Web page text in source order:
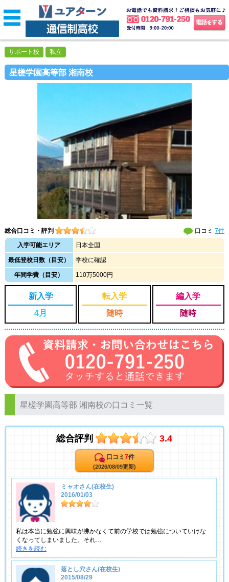
星槎学園高等部 湘南校
サポート校 私立
総合口コミ・評判 口コミ7件
入学可能エリア
日本全国
最低登校日数（目安） 学校に確認
年間学費（目安） 110万5000円
新入学
4月
転入学
随時
編入学
随時
星槎学園高等部 湘南校の口コミ一覧
総合評判 3.4
口コミ 7件
(2026/08/09更新)
ミャオさん(在校生)
2016/01/03
私は本当に勉強に興味が沸かなくて前の学校では勉強についていけな
くなってしまいました。それ…
続きを読む
落とし穴さん(在校生)
2015/08/29